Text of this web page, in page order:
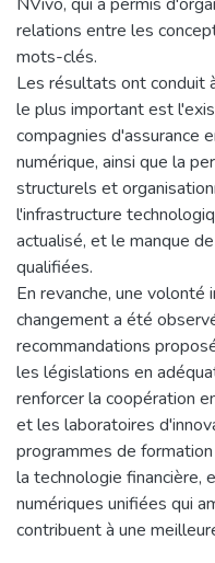
relations entre les
mots-clés.
Les résultats ont conduit
le plus important est
compagnies d'assurance
numérique, ainsi que la
structurels et
l'infrastructure
actualisé, et le manque
qualifiées.
En revanche, une
changement a été
recommandations
les législations en
renforcer la coopération
et les laboratoires
programmes de
la technologie
numériques unifiées qui
contribuent à une